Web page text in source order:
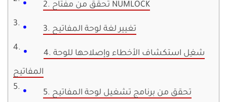
2. تحقق من مفتاح NUMLOCK
3. تغيير لغة لوحة المفاتيح
4. شغِل استكشاف الأخطاء وإصلاحها للوحة
المفاتيح
5. تحقق من برنامج تشغيل لوحة المفاتيح